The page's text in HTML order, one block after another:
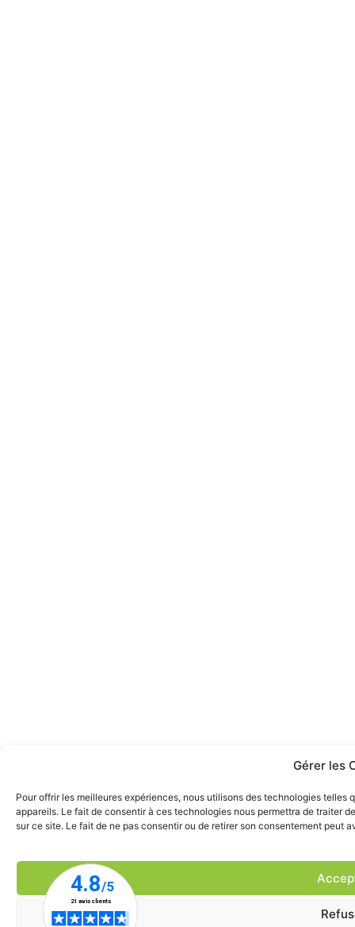
Gérer les
Pour offrir les meilleures expériences, nous utilisons des technologies
appareils. Le fait de consentir à ces technologies nous permettra de traiter
sur ce site. Le fait de ne pas consentir ou de retirer son consentement peut